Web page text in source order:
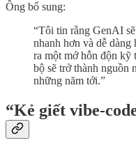
Ông bổ sung:
“Tôi tin rằng GenAI
nhanh hơn và dễ
ra một mớ hỗn độn kỹ
bộ sẽ trở thành nguồn
những năm tới.”
“Kẻ giết vibe-